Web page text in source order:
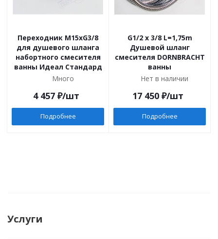
Переходник M15xG3/8
для душевого шланга
набортного смесителя
ванны Идеал Стандард
Много
4 457 ₽/шт
Подробнее
G1/2 х 3/8 L=1,75m
Душевой шланг
смесителя DORNBRACHT
ванны
Нет в наличии
17 450 ₽/шт
Подробнее
Услуги